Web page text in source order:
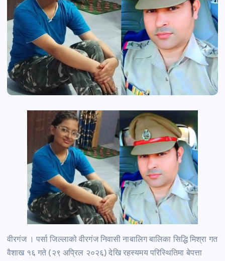
वीरगंज । पर्सा जिल्लाको वीरगंज निवासी नाबालिग बालिका सिद्धि मिश्रा गत
वैशाख १६ गते (२९ अप्रिल २०२६) देखि रहस्यमय परिस्थितिमा बेपत्ता